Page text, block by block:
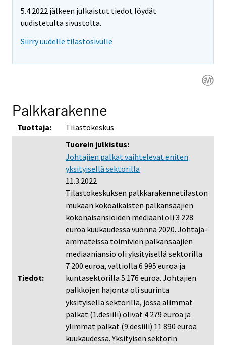
5.4.2022 jälkeen julkaistut tiedot löydät
uudistetulta sivustolta.
Siirry uudelle tilastosivulle
Palkkarakenne
Tuottaja: Tilastokeskus
Tiedot:
Tuorein julkistus:
Johtajien palkat vaihtelevat eniten
yksityisellä sektorilla
11.3.2022
Tilastokeskuksen palkkarakennetilaston
mukaan kokoaikaisten palkansaajien
kokonaisansioiden mediaani oli 3 228
euroa kuukaudessa vuonna 2020. Johtaja-
ammateissa toimivien palkansaajien
mediaaniansio oli yksityisellä sektorilla
7 200 euroa, valtiolla 6 995 euroa ja
kuntasektorilla 5 176 euroa. Johtajien
palkkojen hajonta oli suurinta
yksityisellä sektorilla, jossa alimmat
palkat (1.desiili) olivat 4 279 euroa ja
ylimmät palkat (9.desiili) 11 890 euroa
kuukaudessa. Yksityisen sektorin